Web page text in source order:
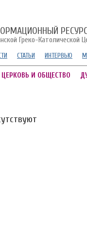
Греко-Католической
СТАТЬИ ИНТЕРВЬЮ
ЦЕРКОВЬ И ОБЩЕСТВО